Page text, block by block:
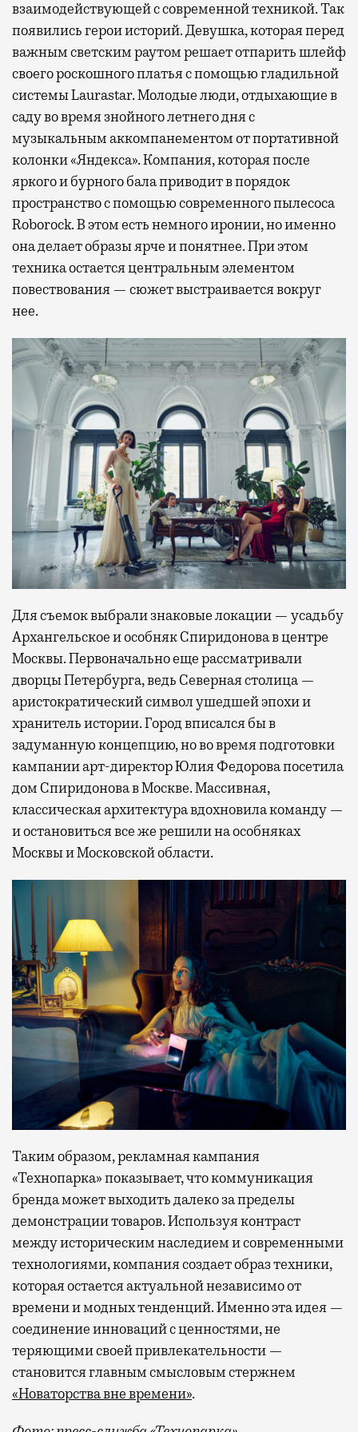
взаимодействующей с современной техникой. Так
появились герои историй. Девушка, которая перед
важным светским раутом решает отпарить шлейф
своего роскошного платья с помощью гладильной
системы Laurastar. Молодые люди, отдыхающие в
саду во время знойного летнего дня с
музыкальным аккомпанементом от портативной
колонки «Яндекса». Компания, которая после
яркого и бурного бала приводит в порядок
пространство с помощью современного пылесоса
Roborock. В этом есть немного иронии, но именно
она делает образы ярче и понятнее. При этом
техника остается центральным элементом
повествования — сюжет выстраивается вокруг
нее.
Для съемок выбрали знаковые локации — усадьбу
Архангельское и особняк Спиридонова в центре
Москвы. Первоначально еще рассматривали
дворцы Петербурга, ведь Северная столица —
аристократический символ ушедшей эпохи и
хранитель истории. Город вписался бы в
задуманную концепцию, но во время подготовки
кампании арт-директор Юлия Федорова посетила
дом Спиридонова в Москве. Массивная,
классическая архитектура вдохновила команду —
и остановиться все же решили на особняках
Москвы и Московской области.
Таким образом, рекламная кампания
«Технопарка» показывает, что коммуникация
бренда может выходить далеко за пределы
демонстрации товаров. Используя контраст
между историческим наследием и современными
технологиями, компания создает образ техники,
которая остается актуальной независимо от
времени и модных тенденций. Именно эта идея —
соединение инноваций с ценностями, не
теряющими своей привлекательности —
становится главным смысловым стержнем
«Новаторства вне времени».